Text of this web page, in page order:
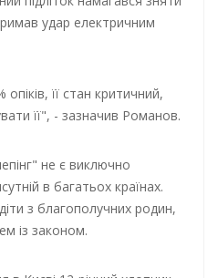
удар електричним
її стан критичний,
її", - зазначив Романов.
не є виключно
в багатьох країнах.
з благополучних родин,
із законом.